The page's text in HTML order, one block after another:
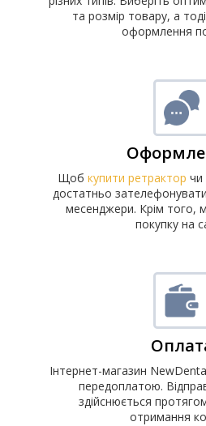
та розмір товару, а
оформлення
Щоб купити ретрактор
достатньо
месенджери. Крім
покупку на
Інтернет-магазин
передоплатою.
здійснюється
отримання